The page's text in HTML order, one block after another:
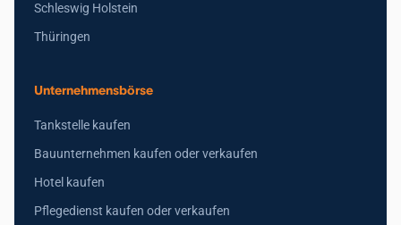
Schleswig Holstein
Thüringen
Unternehmensbörse
Tankstelle kaufen
Bauunternehmen kaufen oder verkaufen
Hotel kaufen
Pflegedienst kaufen oder verkaufen